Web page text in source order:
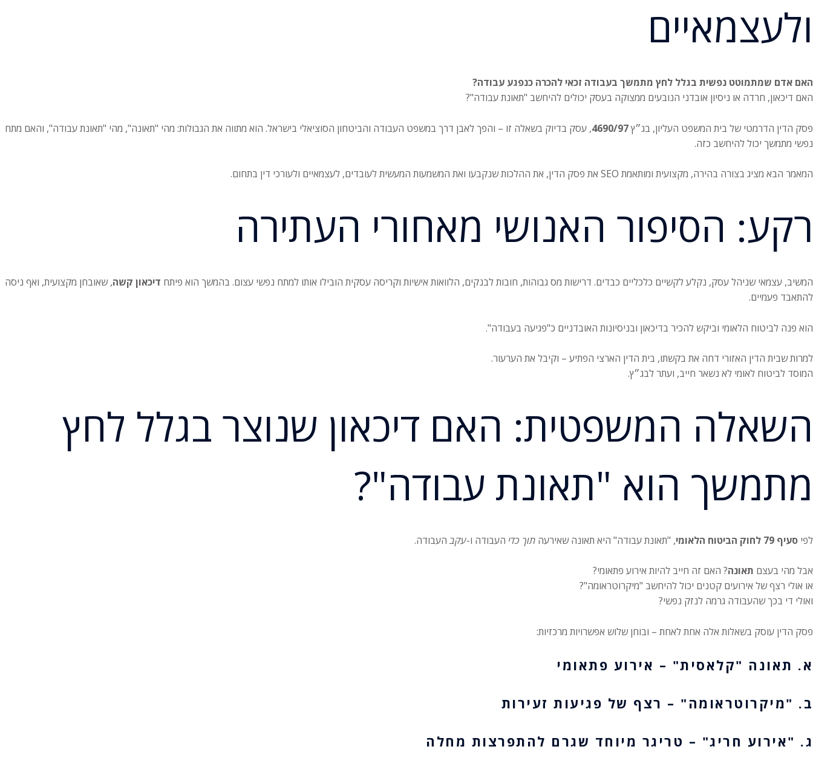
ולעצמאיים
האם אדם שמתמוטט נפשית בגלל לחץ מתמשך בעבודה זכאי להכרה כנפגע עבודה?
האם דיכאון, חרדה או ניסיון אובדני הנובעים ממצוקה בעסק יכולים להיחשב "תאונת עבודה"?
פסק הדין הדרמטי של בית המשפט העליון, בג״ץ4690/97, עסק בדיוק בשאלה זו – והפך לאבן דרך במשפט העבודה והביטחון הסוציאלי בישראל. הוא מתווה את הגבולות: מהי "תאונה", מהי "תאונת עבודה", והאם מתח
נפשי מתמשך יכול להיחשב כזה.
המאמר הבא מציג בצורה בהירה, מקצועית ומותאמת SEO את פסק הדין, את ההלכות שנקבעו ואת המשמעות המעשית לעובדים, לעצמאיים ולעורכי דין בתחום.
רקע: הסיפור האנושי מאחורי העתירה
המשיב, עצמאי שניהל עסק, נקלע לקשיים כלכליים כבדים. דרישות מס גבוהות, חובות לבנקים, הלוואות אישיות וקריסה עסקית הובילו אותו למתח נפשי עצום. בהמשך הוא פיתח דיכאון קשה, שאובחן מקצועית, ואף ניסה
להתאבד פעמיים.
הוא פנה לביטוח הלאומי וביקש להכיר בדיכאון ובניסיונות האובדניים כ"פגיעה בעבודה".
למרות שבית הדין האזורי דחה את בקשתו, בית הדין הארצי הפתיע – וקיבל את הערעור.
המוסד לביטוח לאומי לא נשאר חייב, ועתר לבג״ץ.
השאלה המשפטית: האם דיכאון שנוצר בגלל לחץ
מתמשך הוא "תאונת עבודה"?
לפי סעיף 79 לחוק הביטוח הלאומי , "תאונת עבודה" היא תאונה שאירעה תוך כדי העבודה ו-עקבהעבודה.
אבל מהי בעצם תאונה? האם זה חייב להיות אירוע פתאומי?
או אולי רצף של אירועים קטנים יכול להיחשב "מיקרוטראומה"?
ואולי די בכך שהעבודה גרמה לנזק נפשי?
פסק הדין עוסק בשאלות אלה אחת לאחת – ובוחן שלוש אפשרויות מרכזיות:
א. תאונה "קלאסית" – אירוע פתאומי
ב. "מיקרוטראומה" – רצף של פגיעות זעירות
ג. "אירוע חריג" – טריגר מיוחד שגרם להתפרצות מחלה